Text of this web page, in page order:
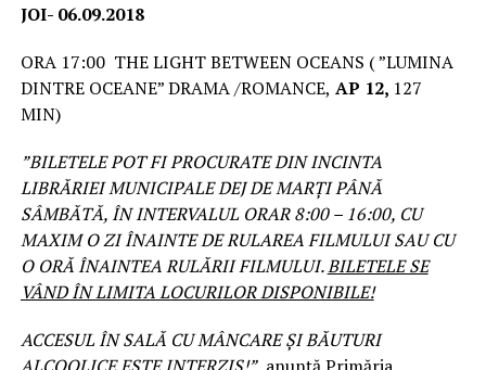
JOI- 06.09.2018
ORA 17:00 THE LIGHT BETWEEN OCEANS ( ”LUMINA
DINTRE OCEANE” DRAMA /ROMANCE, AP 12, 127
MIN)
”BILETELE POT FI PROCURATE DIN INCINTA
LIBRĂRIEI MUNICIPALE DEJ DE MARȚI PÂNĂ
SÂMBĂTĂ, ÎN INTERVALUL ORAR 8:00 – 16:00, CU
MAXIM O ZI ÎNAINTE DE RULAREA FILMULUI SAU CU
O ORĂ ÎNAINTEA RULĂRII FILMULUI.BILETELE SE
VÂND ÎN LIMITA LOCURILOR DISPONIBILE!
ACCESUL ÎN SALĂ CU MÂNCARE ȘI BĂUTURI